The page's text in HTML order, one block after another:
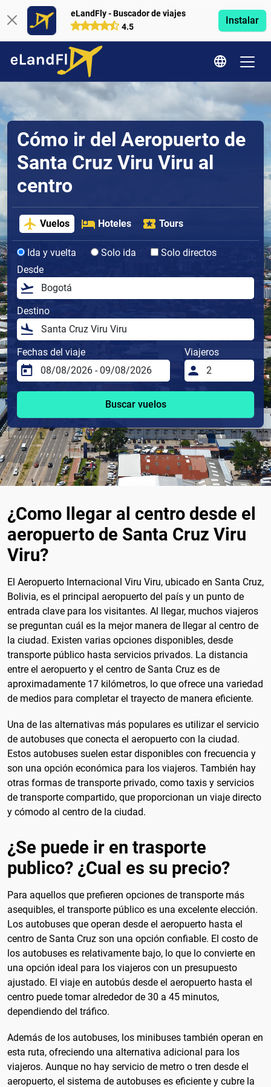
eLandFly - Buscador de viajes
4.5
Instalar
Cómo ir del Aeropuerto de
Santa Cruz Viru Viru al
centro
Vuelos Hoteles Tours
Ida y vuelta Solo ida
Solo directos
Desde
Destino
Fechas del viaje Viajeros
Buscar vuelos
¿Como llegar al centro desde el
aeropuerto de Santa Cruz Viru
Viru?
El Aeropuerto Internacional Viru Viru, ubicado en Santa Cruz,
Bolivia, es el principal aeropuerto del país y un punto de
entrada clave para los visitantes. Al llegar, muchos viajeros
se preguntan cuál es la mejor manera de llegar al centro de
la ciudad. Existen varias opciones disponibles, desde
transporte público hasta servicios privados. La distancia
entre el aeropuerto y el centro de Santa Cruz es de
aproximadamente 17 kilómetros, lo que ofrece una variedad
de medios para completar el trayecto de manera eficiente.
Una de las alternativas más populares es utilizar el servicio
de autobuses que conecta el aeropuerto con la ciudad.
Estos autobuses suelen estar disponibles con frecuencia y
son una opción económica para los viajeros. También hay
otras formas de transporte privado, como taxis y servicios
de transporte compartido, que proporcionan un viaje directo
y cómodo al centro de la ciudad.
¿Se puede ir en trasporte
publico? ¿Cual es su precio?
Para aquellos que prefieren opciones de transporte más
asequibles, el transporte público es una excelente elección.
Los autobuses que operan desde el aeropuerto hasta el
centro de Santa Cruz son una opción confiable. El costo de
los autobuses es relativamente bajo, lo que lo convierte en
una opción ideal para los viajeros con un presupuesto
ajustado. El viaje en autobús desde el aeropuerto hasta el
centro puede tomar alrededor de 30 a 45 minutos,
dependiendo del tráfico.
Además de los autobuses, los minibuses también operan en
esta ruta, ofreciendo una alternativa adicional para los
viajeros. Aunque no hay servicio de metro o tren desde el
aeropuerto, el sistema de autobuses es eficiente y cubre la